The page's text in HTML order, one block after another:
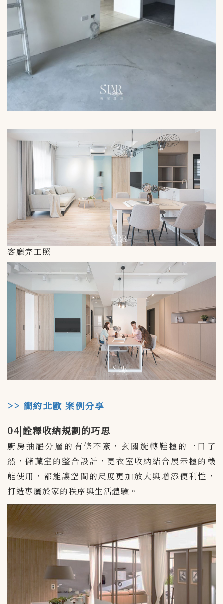
客廳完工照
>> 簡約北歐 案例分享
04|詮釋收納規劃的巧思
廚房抽屜分層的有條不紊，玄關旋轉鞋櫃的一目了
然，儲藏室的整合設計，更衣室收納結合展示櫃的機
能使用，都能讓空間的尺度更加放大與增添便利性，
打造專屬於家的秩序與生活體驗。